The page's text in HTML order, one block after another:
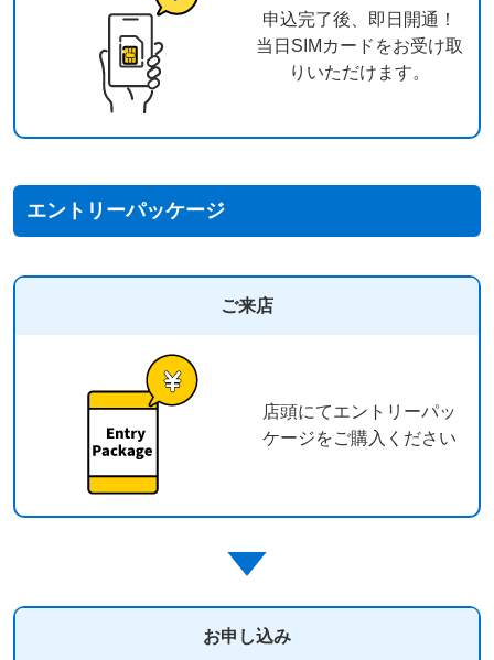
申込完了後、即日開通！
当日SIMカードをお受け取
りいただけます。
エントリーパッケージ
ご来店
店頭にてエントリーパッ
ケージをご購入ください
お申し込み